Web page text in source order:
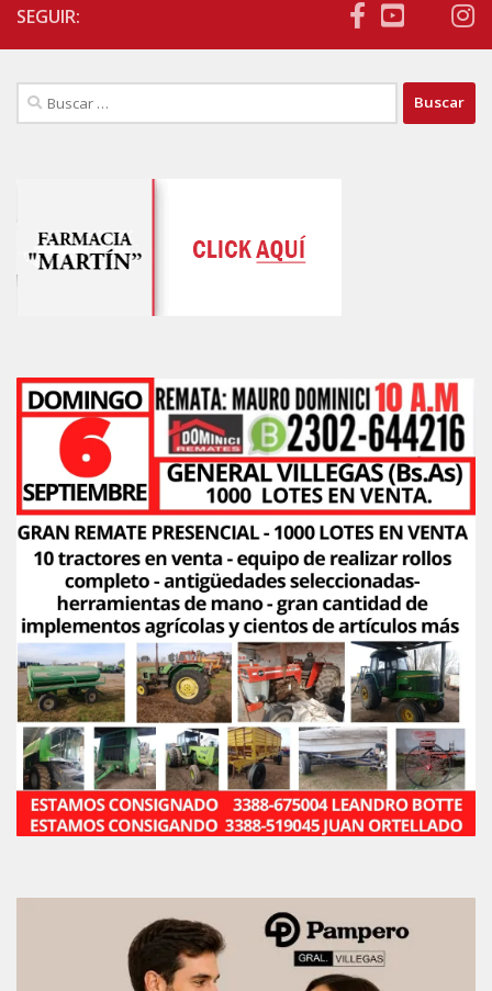
SEGUIR:
Buscar: